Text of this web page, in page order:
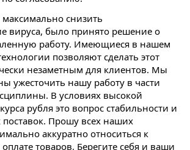
снизить
вируса, было принято решение о
работу. Имеющиеся в нашем
позволяют сделать этот
незаметным для клиентов. Мы
ужесточить нашу работу в части
В условиях высокой
рубля это вопрос стабильности и
Прошу всех наших
аккуратно относиться к
товаров. Берегите себя и ваши